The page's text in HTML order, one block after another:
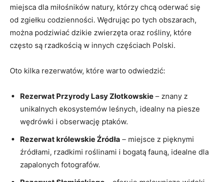
miejsca ‍dla⁢ miłośników natury, którzy chcą oderwać się
⁣od zgiełku codzienności. Wędrując po tych ‌obszarach,
można⁤ podziwiać dzikie⁣ zwierzęta ​oraz rośliny, które
często są rzadkością ⁤w⁢ innych częściach Polski.
Oto kilka rezerwatów, które warto odwiedzić:
Rezerwat Przyrody Lasy‍ Złotkowskie – znany​ z
unikalnych ekosystemów leśnych, ⁤idealny na piesze
wędrówki i obserwację ptaków.
Rezerwat królewskie ⁢Źródła – miejsce z ⁢pięknymi
źródłami, rzadkimi⁤ roślinami i bogatą fauną, idealne dla
zapalonych fotografów.